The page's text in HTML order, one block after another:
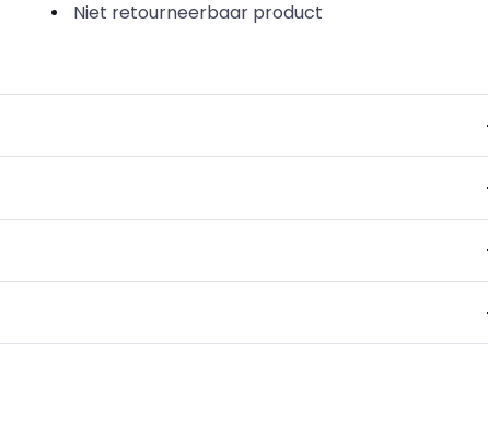
Niet retourneerbaar product